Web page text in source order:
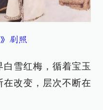
剧照
雪红梅，循着宝玉
在改变，层次不断在